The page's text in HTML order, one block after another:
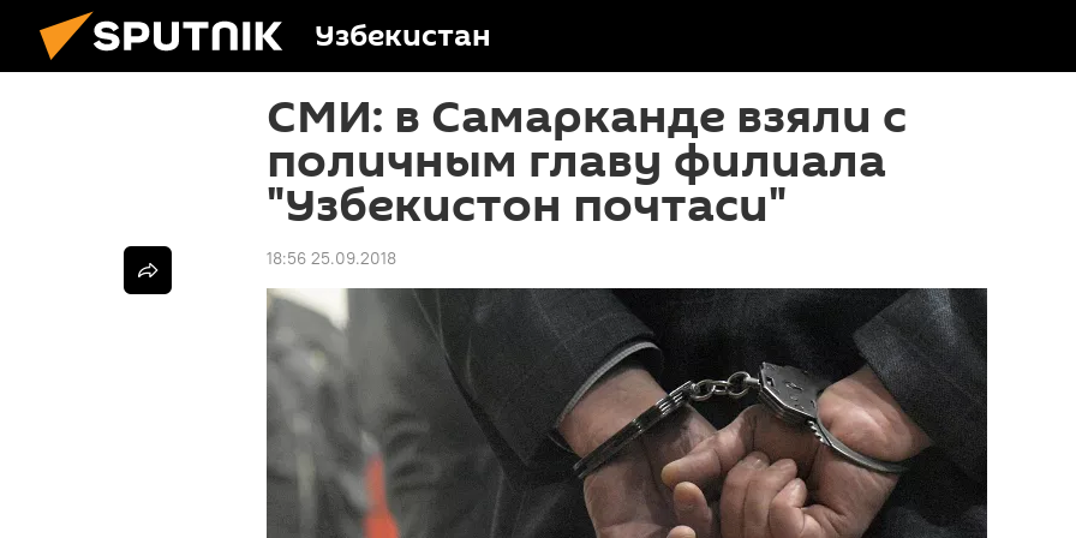
Узбекистан
СМИ: в Самарканде взяли с
поличным главу филиала
"Узбекистон почтаси"
18:56 25.09.2018